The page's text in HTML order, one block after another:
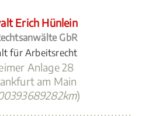
Erich Hünlein
GbR
für Arbeitsrecht
Anlage 28
am Main
)